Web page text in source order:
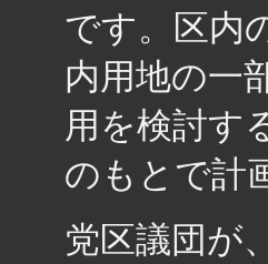
です。区内
内用地の一
用を検討す
のもとで計
党区議団が